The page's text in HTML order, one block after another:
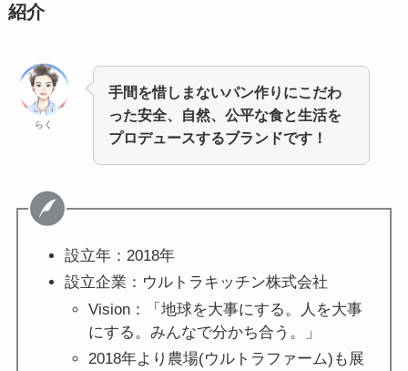
紹介
らく
手間を惜しまないパン作りにこだわ
った安全、自然、公平な食と生活を
プロデュースするブランドです！
設立年：2018年
設立企業：ウルトラキッチン株式会社
Vision：「地球を大事にする。人を大事
にする。みんなで分かち合う。」
2018年より農場(ウルトラファーム)も展